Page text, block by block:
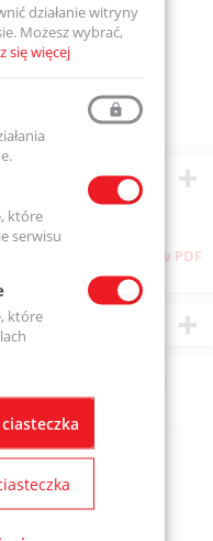
Pobierz stronę w PDF
działanie witryny
Możesz wybrać,
się więcej
które
serwisu
które